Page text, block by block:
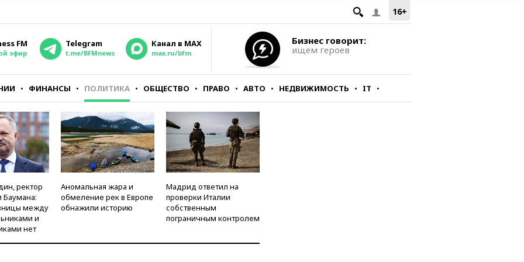
16+
FM
эфир
Telegram
t.me/BFMnews
Канал в MAX
max.ru/bfm
Бизнес говорит:
ищем героев
ФИНАНСЫ ПОЛИТИКА ОБЩЕСТВО ПРАВО АВТО НЕДВИЖИМОСТЬ IT
ректор
между
и
нет
Аномальная жара и
обмеление рек в Европе
обнажили историю
Мадрид ответил на
проверки Италии
собственным
пограничным контролем